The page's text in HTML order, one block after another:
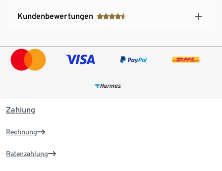
Kundenbewertungen
Zahlung
Rechnung
Ratenzahlung